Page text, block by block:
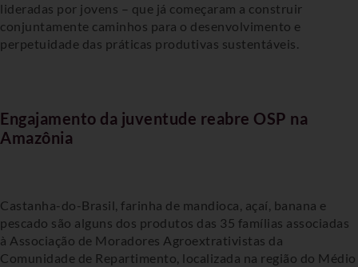
lideradas por jovens – que já começaram a construir
conjuntamente caminhos para o desenvolvimento e
perpetuidade das práticas produtivas sustentáveis.
Engajamento da juventude reabre OSP na
Amazônia
Castanha-do-Brasil, farinha de mandioca, açaí, banana e
pescado são alguns dos produtos das 35 famílias associadas
à Associação de Moradores Agroextrativistas da
Comunidade de Repartimento, localizada na região do Médio